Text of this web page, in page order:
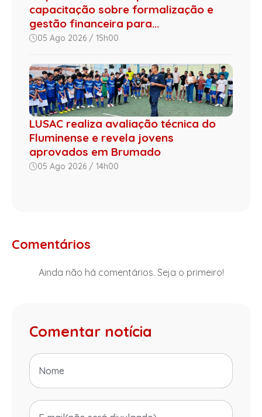
capacitação sobre formalização e
gestão financeira para...
05 Ago 2026 / 15h00
LUSAC realiza avaliação técnica do
Fluminense e revela jovens
aprovados em Brumado
05 Ago 2026 / 14h00
Comentários
Ainda não há comentários. Seja o primeiro!
Comentar notícia